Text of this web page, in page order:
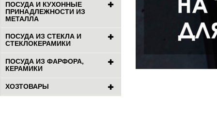
ПОСУДА И КУХОННЫЕ
ПРИНАДЛЕЖНОСТИ ИЗ
МЕТАЛЛА
ПОСУДА ИЗ СТЕКЛА И
СТЕКЛОКЕРАМИКИ
ПОСУДА ИЗ ФАРФОРА,
КЕРАМИКИ
ХОЗТОВАРЫ